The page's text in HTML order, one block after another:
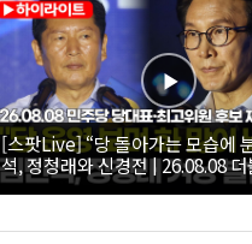
[스팟Live] “당 돌아가는 모습에
석, 정청래와 신경전 | 26.08.08
당대표·최고위원 후보 제주 합동